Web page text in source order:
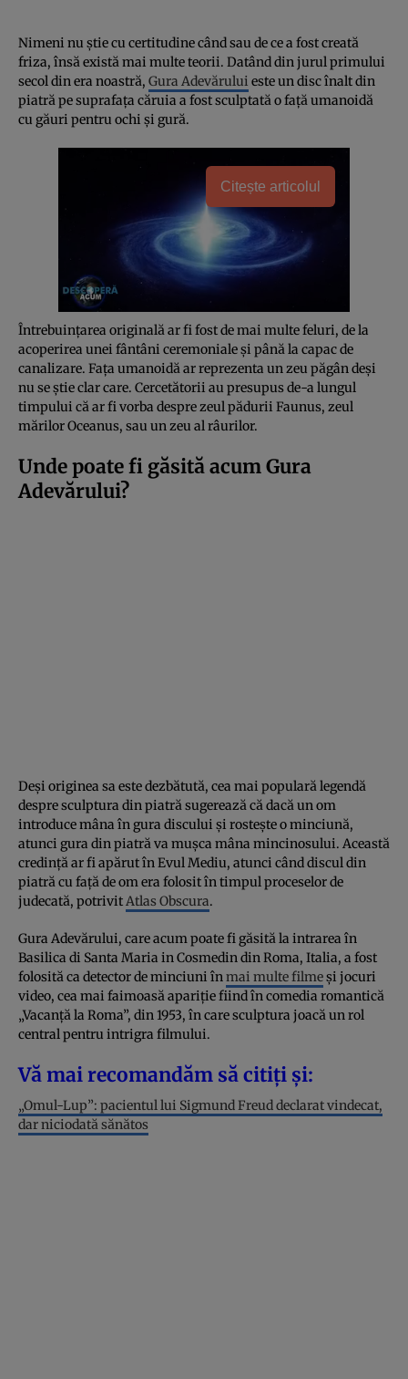
Nimeni nu știe cu certitudine când sau de ce a fost creată
friza, însă există mai multe teorii. Datând din jurul primului
secol din era noastră, Gura Adevărului este un disc înalt din
piatră pe suprafața căruia a fost sculptată o față umanoidă
cu găuri pentru ochi și gură.
Citește articolul
Întrebuințarea originală ar fi fost de mai multe feluri, de la
acoperirea unei fântâni ceremoniale și până la capac de
canalizare. Fața umanoidă ar reprezenta un zeu păgân deși
nu se știe clar care. Cercetătorii au presupus de-a lungul
timpului că ar fi vorba despre zeul pădurii Faunus, zeul
mărilor Oceanus, sau un zeu al râurilor.
Unde poate fi găsită acum Gura
Adevărului?
Deși originea sa este dezbătută, cea mai populară legendă
despre sculptura din piatră sugerează că dacă un om
introduce mâna în gura discului și rostește o minciună,
atunci gura din piatră va mușca mâna mincinosului. Această
credință ar fi apărut în Evul Mediu, atunci când discul din
piatră cu față de om era folosit în timpul proceselor de
judecată, potrivitAtlas Obscura.
Gura Adevărului, care acum poate fi găsită la intrarea în
Basilica di Santa Maria in Cosmedin din Roma, Italia, a fost
folosită ca detector de minciuni înmai multe filmeși jocuri
video, cea mai faimoasă apariție fiind în comedia romantică
„Vacanţă la Roma”, din 1953, în care sculptura joacă un rol
central pentru intrigra filmului.
Vă mai recomandăm să citiți și:
„Omul-Lup”: pacientul lui Sigmund Freud declarat vindecat,
dar niciodată sănătos